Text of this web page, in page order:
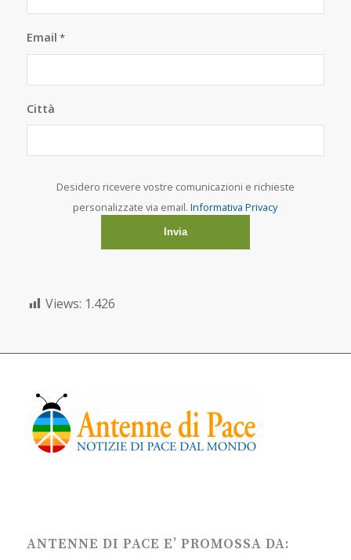
Email *
Città
Desidero ricevere vostre comunicazioni e richieste
personalizzate via email.Informativa Privacy
Views: 1.426
ANTENNE DI PACE E’ PROMOSSA DA: